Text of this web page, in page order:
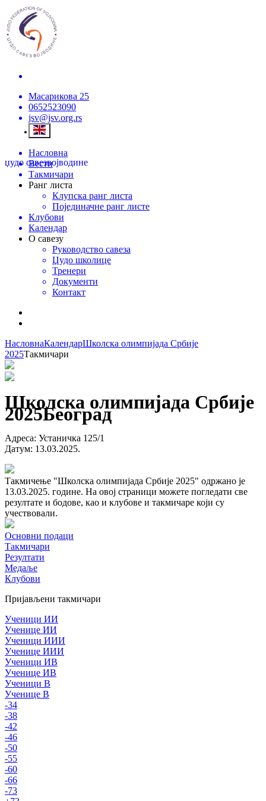
Масарикова 25
0652523090
jsv@jsv.org.rs
џудо савезвојводине
Насловна
Вести
Такмичари
Ранг листа
Клупска ранг листа
Појединачне ранг листе
Клубови
Календар
О савезу
Руководство савеза
Џудо школице
Тренери
Документи
Контакт
НасловнаКалендарШколска олимпијада Србије
2025Такмичари
Школска олимпијада Србије
2025Београд
Адреса: Устаничка 125/1
Датум: 13.03.2025.
Такмичење "Школска олимпијада Србије 2025" одржано је
13.03.2025. године. На овој страници можете погледати све
резултате и бодове, као и клубове и такмичаре који су
учествовали.
Основни подаци
Такмичари
Резултати
Медаље
Клубови
Пријављени такмичари
Ученици ИИ
Ученице ИИ
Ученици ИИИ
Ученице ИИИ
Ученици ИВ
Ученице ИВ
Ученици В
Ученице В
-34
-38
-42
-46
-50
-55
-60
-66
-73